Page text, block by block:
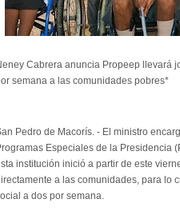
Cabrera anuncia Propeep llevará
semana a las comunidades pobres*
Pedro de Macorís. - El ministro
Especiales de la Presidencia
institución inició a partir de este
a las comunidades, para lo
a dos por semana.